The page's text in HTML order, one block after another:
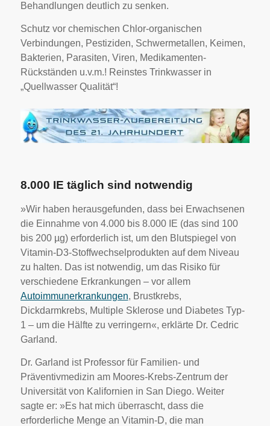
Behandlungen deutlich zu senken.
Schutz vor chemischen Chlor-organischen
Verbindungen, Pestiziden, Schwermetallen, Keimen,
Bakterien, Parasiten, Viren, Medikamenten-
Rückständen u.v.m.! Reinstes Trinkwasser in
„Quellwasser Qualität“!
8.000 IE täglich sind notwendig
»Wir haben herausgefunden, dass bei Erwachsenen
die Einnahme von 4.000 bis 8.000 IE (das sind 100
bis 200 µg) erforderlich ist, um den Blutspiegel von
Vitamin-D3-Stoffwechselprodukten auf dem Niveau
zu halten. Das ist notwendig, um das Risiko für
verschiedene Erkrankungen – vor allem
Autoimmunerkrankungen, Brustkrebs,
Dickdarmkrebs, Multiple Sklerose und Diabetes Typ-
1 – um die Hälfte zu verringern«, erklärte Dr. Cedric
Garland.
Dr. Garland ist Professor für Familien- und
Präventivmedizin am Moores-Krebs-Zentrum der
Universität von Kalifornien in San Diego. Weiter
sagte er: »Es hat mich überrascht, dass die
erforderliche Menge an Vitamin-D, die man